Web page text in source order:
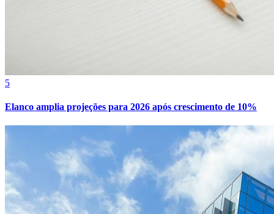
5
Elanco amplia projeções para 2026 após crescimento de 10%